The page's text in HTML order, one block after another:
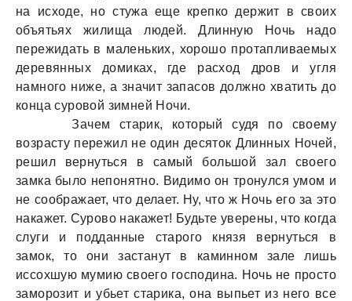
на исходе, но стужа еще крепко держит в своих
объятьях жилища людей. Длинную Ночь надо
пережидать в маленьких, хорошо протапливаемых
деревянных домиках, где расход дров и угля
намного ниже, а значит запасов должно хватить до
конца суровой зимней Ночи.
Зачем старик, который судя по своему
возрасту пережил не один десяток Длинных Ночей,
решил вернуться в самый большой зал своего
замка было непонятно. Видимо он тронулся умом и
не соображает, что делает. Ну, что ж Ночь его за это
накажет. Сурово накажет! Будьте уверены, что когда
слуги и подданные старого князя вернуться в
замок, то они застанут в каминном зале лишь
иссохшую мумию своего господина. Ночь не просто
заморозит и убьет старика, она выпьет из него все